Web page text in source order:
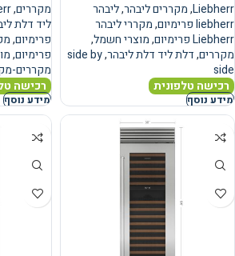
Liebherr
,מקררים ליבהר,ליבהר
liebherr פרימיום
,מקררי ליבהר
Liebherr פרימיום
,מוצרי חשמל,
מקררים,דלת ליד דלת ליבהר,
side by
side
רכישה טלפונית
מידע נוסף
מקררים,
ליד דלת
פרימיום,
פרימיום,
מקררים-
רכישה
מידע נוסף